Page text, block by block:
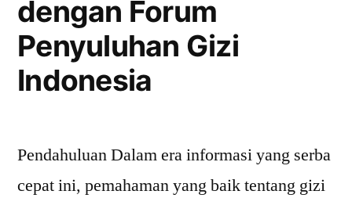
dengan Forum
Penyuluhan Gizi
Indonesia
Pendahuluan Dalam era informasi yang serba
cepat ini, pemahaman yang baik tentang gizi